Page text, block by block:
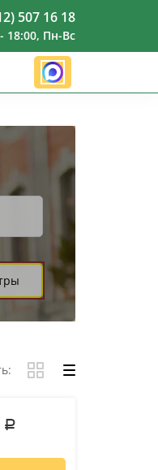
507 16 18
18:00, Пн-Вс